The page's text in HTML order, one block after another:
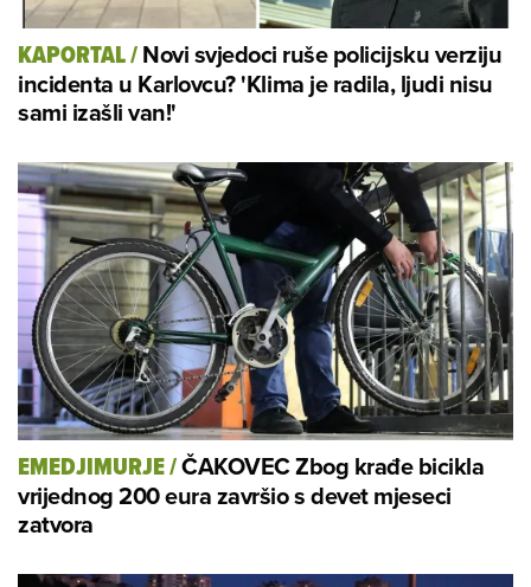
KAPORTAL/Novi svjedoci ruše policijsku verziju
incidenta u Karlovcu? 'Klima je radila, ljudi nisu
sami izašli van!'
EMEDJIMURJE/ČAKOVEC Zbog krađe bicikla
vrijednog 200 eura završio s devet mjeseci
zatvora